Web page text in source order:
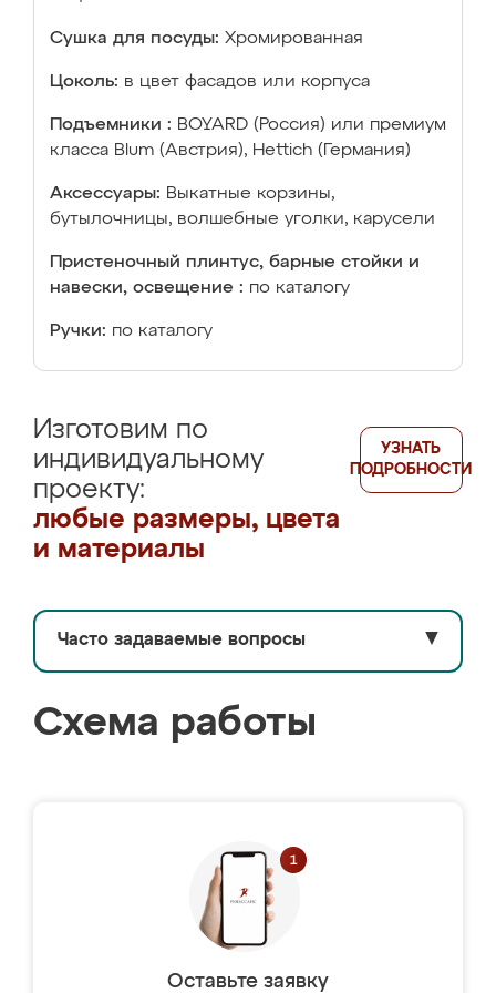
Сушка для посуды: Хромированная
Цоколь: в цвет фасадов или корпуса
Подъемники : BOYARD (Россия) или премиум
класса Blum (Австрия), Hettich (Германия)
Аксессуары: Выкатные корзины,
бутылочницы, волшебные уголки, карусели
Пристеночный плинтус, барные стойки и
навески, освещение : по каталогу
Ручки: по каталогу
Изготовим по
индивидуальному
проекту:
любые размеры, цвета
и материалы
УЗНАТЬ
ПОДРОБНОСТИ
Часто задаваемые вопросы ▼
Схема работы
Оставьте заявку